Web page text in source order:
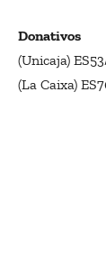
Donativos
(Unicaja)
(La Caixa)